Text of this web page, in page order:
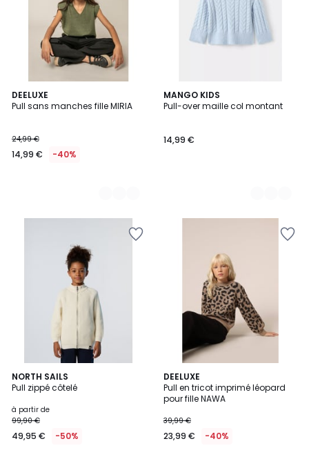
DEELUXE
Pull sans manches fille MIRIA
24,99 €
14,99 € -40%
4
Couleurs
MANGO KIDS
Pull-over maille col montant
14,99 €
2
Couleurs
NORTH SAILS
Pull zippé côtelé
à partir de
99,90 €
49,95 € -50%
2
Couleurs
DEELUXE
Pull en tricot imprimé léopard
pour fille NAWA
39,99 €
23,99 € -40%